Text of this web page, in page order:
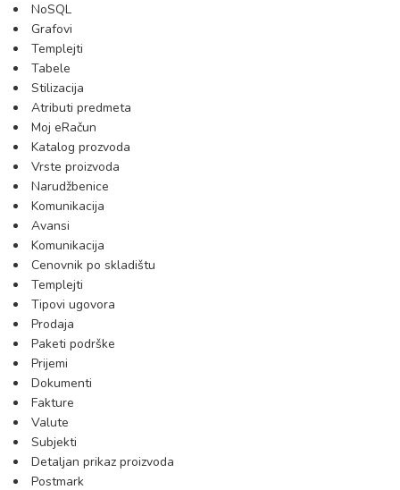
NoSQL
Grafovi
Templejti
Tabele
Stilizacija
Atributi predmeta
Moj eRačun
Katalog prozvoda
Vrste proizvoda
Narudžbenice
Komunikacija
Avansi
Komunikacija
Cenovnik po skladištu
Templejti
Tipovi ugovora
Prodaja
Paketi podrške
Prijemi
Dokumenti
Fakture
Valute
Subjekti
Detaljan prikaz proizvoda
Postmark